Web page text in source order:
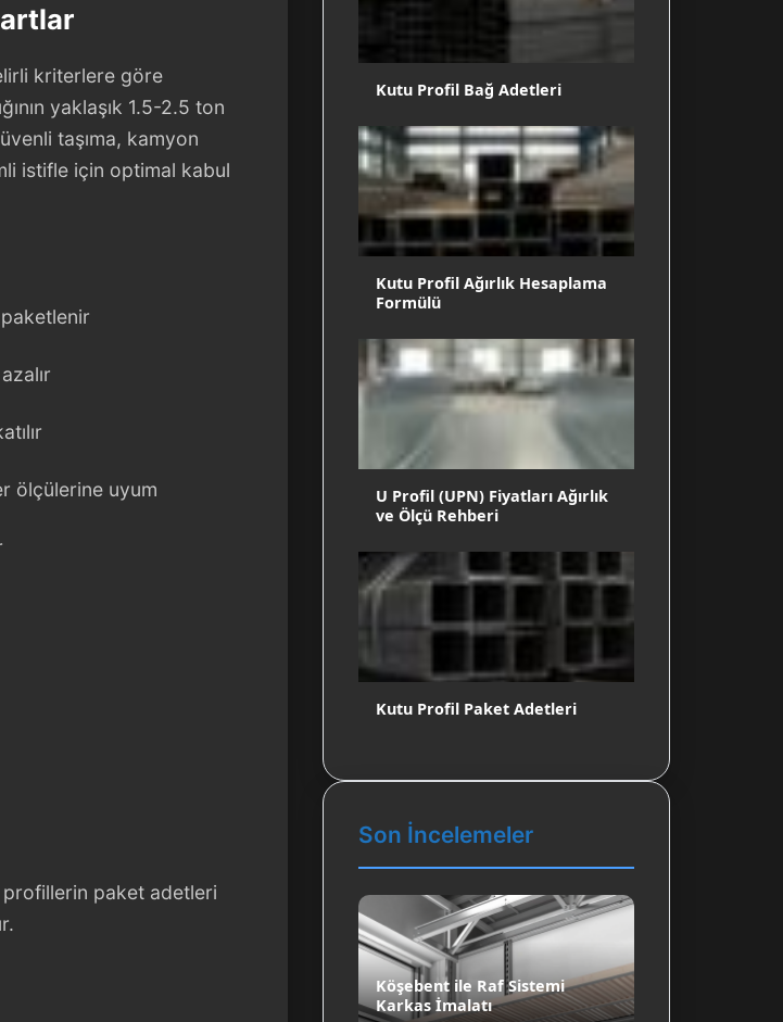
kriterlere göre
yaklaşık 1.5-2.5 ton
taşıma, kamyon
istifle için optimal kabul
ölçülerine uyum
profillerin paket adetleri
Kutu Profil Bağ Adetleri
Kutu Profil Ağırlık Hesaplama
Formülü
U Profil (UPN) Fiyatları Ağırlık
ve Ölçü Rehberi
Kutu Profil Paket Adetleri
Son İncelemeler
Köşebent ile Raf Sistemi
Karkas İmalatı